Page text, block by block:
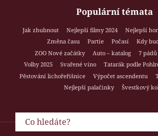
Populární témata
Jak zhubnout Nejlepší filmy 2024 Nejlepší
Změna času
Partie Počasí
Kdy
ZOO Nové začátky
Auto – katalog
7
Volby 2025
Svařené víno Tatarák podle
Pěstování lichořeřišnice
Výpočet ascendentu
Nejlepší palačinky
Švestkový